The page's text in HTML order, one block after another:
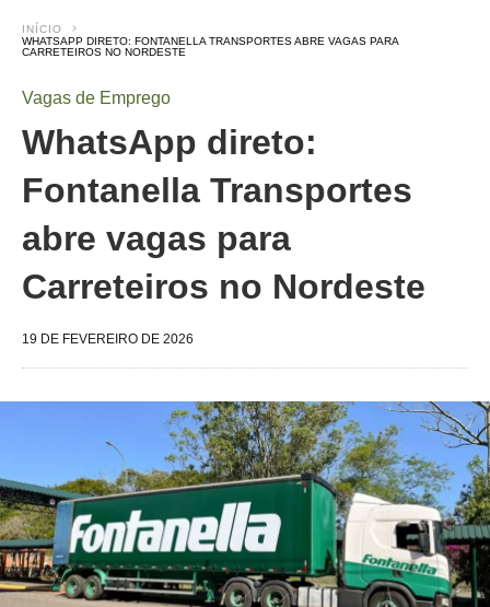
INÍCIO
WHATSAPP DIRETO: FONTANELLA TRANSPORTES ABRE VAGAS PARA
CARRETEIROS NO NORDESTE
Vagas de Emprego
WhatsApp direto:
Fontanella Transportes
abre vagas para
Carreteiros no Nordeste
19 DE FEVEREIRO DE 2026